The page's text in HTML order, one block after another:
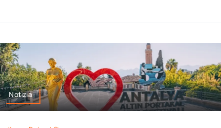
Notizia